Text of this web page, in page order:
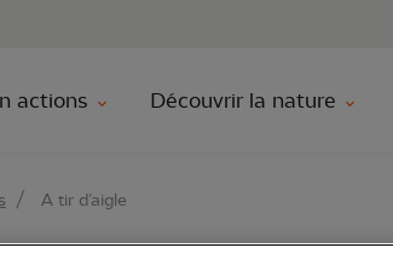
Aller
actions Découvrir la nature
A tir d’aigle